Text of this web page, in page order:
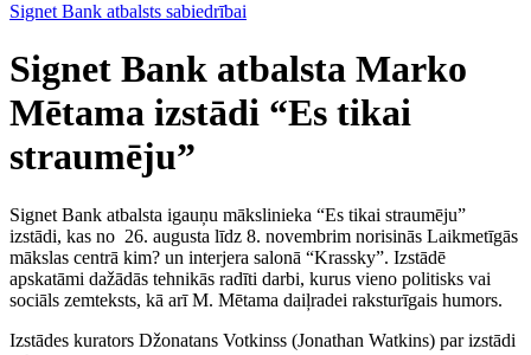
Signet Bank atbalsts sabiedrībai
Signet Bank atbalsta Marko
Mētama izstādi “Es tikai
straumēju”
Signet Bank atbalsta igauņu mākslinieka “Es tikai straumēju”
izstādi, kas no 26. augusta līdz 8. novembrim norisinās Laikmetīgās
mākslas centrā kim? un interjera salonā “Krassky”. Izstādē
apskatāmi dažādās tehnikās radīti darbi, kurus vieno politisks vai
sociāls zemteksts, kā arī M. Mētama daiļradei raksturīgais humors.
Izstādes kurators Džonatans Votkinss (Jonathan Watkins) par izstādi